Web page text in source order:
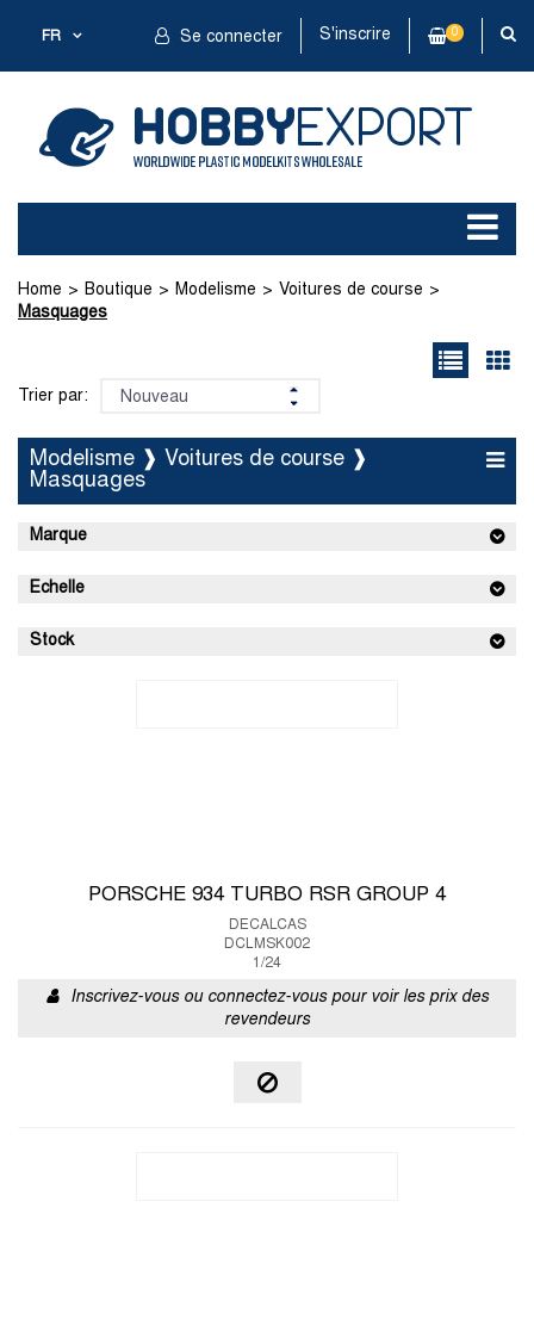
FR Se connecter S'inscrire 0
Home Boutique Modelisme
Voitures de course
Masquages
Trier par:
Modelisme ❱ Voitures de course ❱
Masquages
Marque
Echelle
Stock
PORSCHE 934 TURBO RSR GROUP 4
DECALCAS
DCLMSK002
1/24
Inscrivez-vous ou connectez-vous pour voir les prix des
revendeurs